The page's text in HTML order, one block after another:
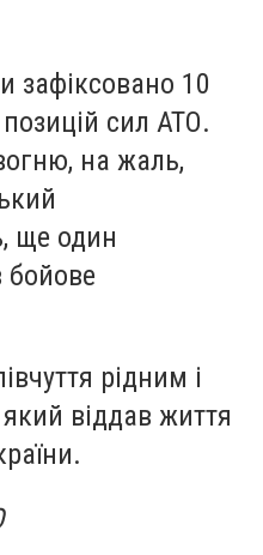
зафіксовано 10
позицій сил АТО.
на жаль,
ще один
рідним і
віддав життя